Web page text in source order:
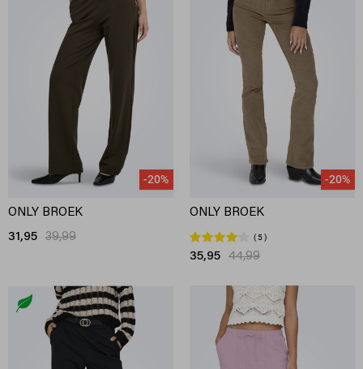
-20%
ONLY BROEK
31,95 39,99
-20%
ONLY BROEK
5
35,95 44,99